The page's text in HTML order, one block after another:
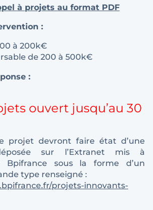
à projets au format PDF
:
à 200k€
de 200 à 500k€
:
ouvert jusqu’au 30
projet devront faire état d’une
sur l’Extranet mis à
Bpifrance sous la forme d’un
type renseigné :
projets-innovants-